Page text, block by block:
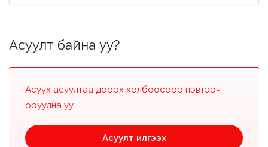
Асуулт байна уу?
Асуух асуултаа доорх холбоосоор нэвтэрч
оруулна уу.
Асуулт илгээх